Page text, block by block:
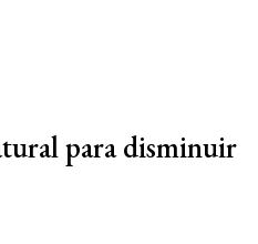
para disminuir